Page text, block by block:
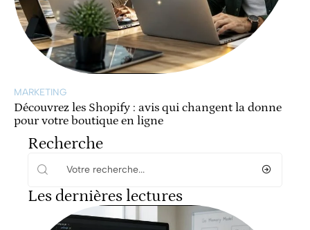
MARKETING
Découvrez les Shopify : avis qui changent la donne
pour votre boutique en ligne
Recherche
Les dernières lectures